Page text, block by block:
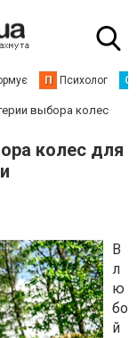
П Психолог С
выбора колес
колес для
В
л
ю
бо
й